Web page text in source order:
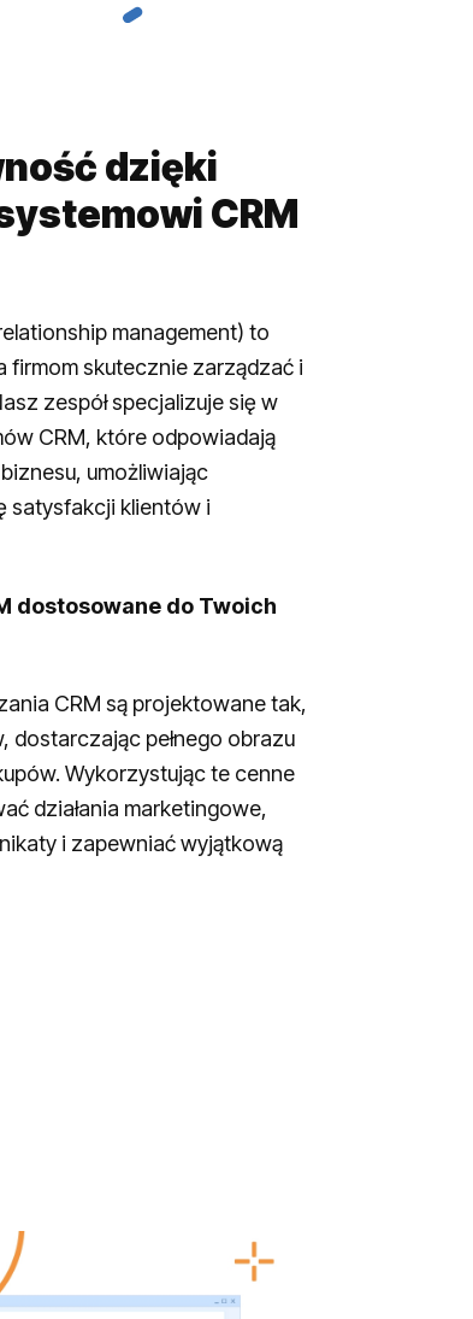
dzięki
CRM
management) to
firmom skutecznie zarządzać i
zespół specjalizuje się w
CRM, które odpowiadają
umożliwiając
satysfakcji klientów i
dostosowane do Twoich
CRM są projektowane tak,
dostarczając pełnego obrazu
Wykorzystując te cenne
działania marketingowe,
i zapewniać wyjątkową